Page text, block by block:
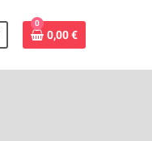
0
0,00 €